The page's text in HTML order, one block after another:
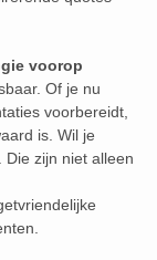
voorop
Of je nu
voorbereidt,
is. Wil je
zijn niet alleen